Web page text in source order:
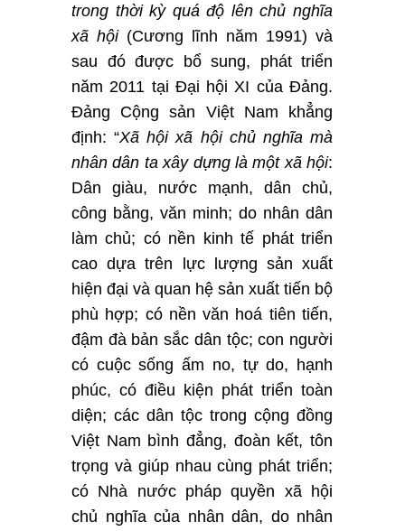
trong thời kỳ quá độ lên chủ nghĩa
xã hội(Cương lĩnh năm 1991) và
sau đó được bổ sung, phát triển
năm 2011 tại Đại hội XI của Đảng.
Đảng Cộng sản Việt Nam khẳng
định: “Xã hội xã hội chủ nghĩa mà
nhân dân ta xây dựng là một xã hội:
Dân giàu, nước mạnh, dân chủ,
công bằng, văn minh; do nhân dân
làm chủ; có nền kinh tế phát triển
cao dựa trên lực lượng sản xuất
hiện đại và quan hệ sản xuất tiến bộ
phù hợp; có nền văn hoá tiên tiến,
đậm đà bản sắc dân tộc; con người
có cuộc sống ấm no, tự do, hạnh
phúc, có điều kiện phát triển toàn
diện; các dân tộc trong cộng đồng
Việt Nam bình đẳng, đoàn kết, tôn
trọng và giúp nhau cùng phát triển;
có Nhà nước pháp quyền xã hội
chủ nghĩa của nhân dân, do nhân